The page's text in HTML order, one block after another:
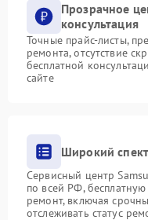
Прозрачное
консультация
Точные прайс-листы,
ремонта, отсутствие
бесплатной
сайте
Широкий
Сервисный центр
по всей РФ,
ремонт, включая
отслеживать статус